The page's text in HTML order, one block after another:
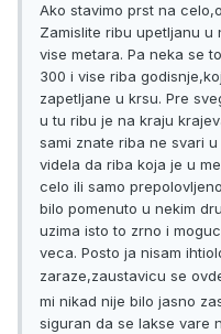
Ako stavimo prst na
Zamislite ribu upetljanu u
vise metara. Pa neka se
300 i vise riba
zapetljane u krsu. Pre
u tu ribu je na kraju
sami znate riba ne svari
videla da riba koja je u
celo ili samo
bilo pomenuto u nekim
uzima isto to zrno i
veca. Posto ja nisam
zaraze,zaustavicu se
mi nikad nije bilo jasno
siguran da se lakse vare